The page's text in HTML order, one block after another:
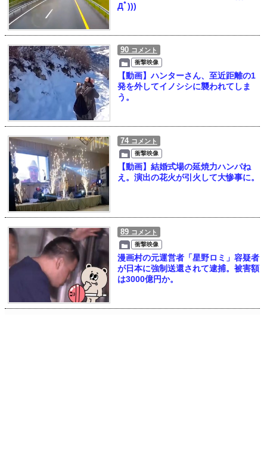
Дﾟ)))
90 コメント
衝撃映像
【動画】ハンターさん、至近距離の1
発を外してイノシシに襲われてしま
う。
74 コメント
衝撃映像
【動画】結婚式場の延焼力ハンパね
え。演出の花火が引火して大惨事に。
89 コメント
衝撃映像
漫画村の元運営者「星野ロミ」容疑者
が日本に強制送還されて逮捕。被害額
は3000億円か。